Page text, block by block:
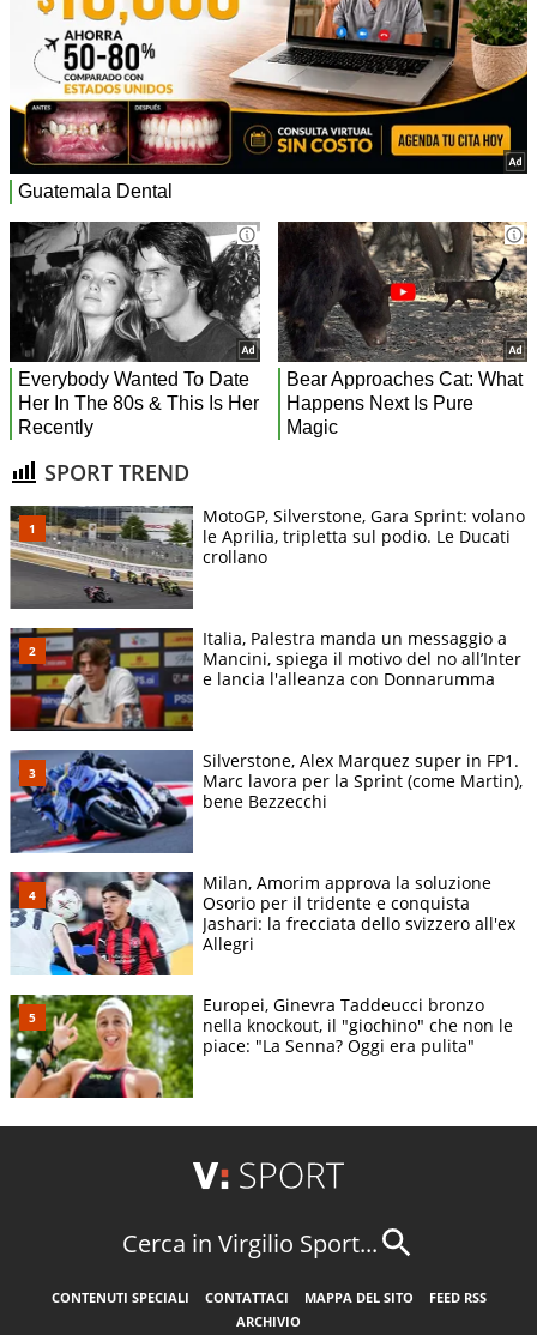
SPORT TREND
MotoGP, Silverstone, Gara Sprint: volano
le Aprilia, tripletta sul podio. Le Ducati
crollano
Italia, Palestra manda un messaggio a
Mancini, spiega il motivo del no all’Inter
e lancia l'alleanza con Donnarumma
Silverstone, Alex Marquez super in FP1.
Marc lavora per la Sprint (come Martin),
bene Bezzecchi
Milan, Amorim approva la soluzione
Osorio per il tridente e conquista
Jashari: la frecciata dello svizzero all'ex
Allegri
Europei, Ginevra Taddeucci bronzo
nella knockout, il "giochino" che non le
piace: "La Senna? Oggi era pulita"
Cerca in Virgilio Sport...
CONTENUTI SPECIALI CONTATTACI MAPPA DEL SITO
FEED RSS
ARCHIVIO